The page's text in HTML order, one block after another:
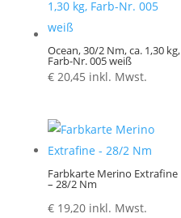
Ocean, 30/2 Nm, ca. 1,30 kg,
Farb-Nr. 005 weiß
€20,45 inkl. Mwst.
Farbkarte Merino Extrafine
– 28/2 Nm
€19,20 inkl. Mwst.